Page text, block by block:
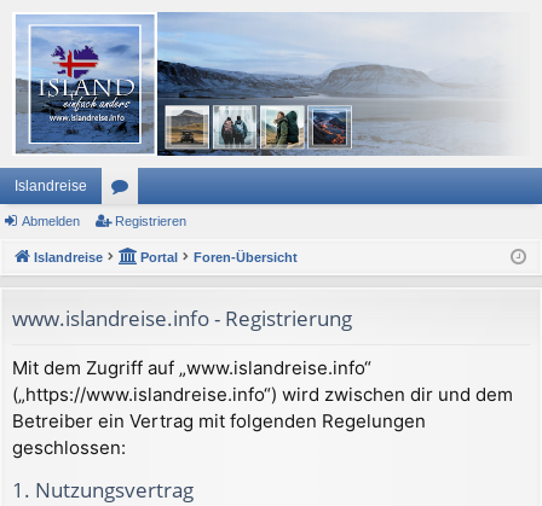
Islandreise
or
en
Abmelden Registrieren
Islandreise Portal Foren-Übersicht
www.islandreise.info - Registrierung
Mit dem Zugriff auf „www.islandreise.info“
(„https://www.islandreise.info“) wird zwischen dir und dem
Betreiber ein Vertrag mit folgenden Regelungen
geschlossen:
1. Nutzungsvertrag